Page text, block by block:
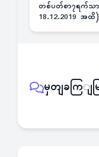
တစ်ပတ်စာ၇ရက်သာ
18.12.2019 အထိ)
မှတျခကြျမ